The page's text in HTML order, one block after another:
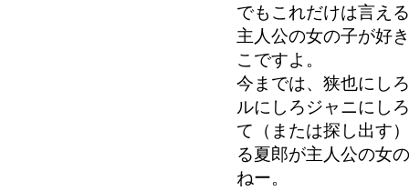
でもこれだけは言え
主人公の女の子が好
こですよ。
今までは、狭也にし
ルにしろジャニにし
て（または探し出す
る夏郎が主人公の女
ねー。